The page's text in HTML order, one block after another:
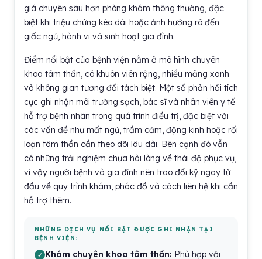
giá chuyên sâu hơn phòng khám thông thường, đặc
biệt khi triệu chứng kéo dài hoặc ảnh hưởng rõ đến
giấc ngủ, hành vi và sinh hoạt gia đình.
Điểm nổi bật của bệnh viện nằm ở mô hình chuyên
khoa tâm thần, có khuôn viên rộng, nhiều mảng xanh
và không gian tương đối tách biệt. Một số phản hồi tích
cực ghi nhận môi trường sạch, bác sĩ và nhân viên y tế
hỗ trợ bệnh nhân trong quá trình điều trị, đặc biệt với
các vấn đề như mất ngủ, trầm cảm, động kinh hoặc rối
loạn tâm thần cần theo dõi lâu dài. Bên cạnh đó vẫn
có những trải nghiệm chưa hài lòng về thái độ phục vụ,
vì vậy người bệnh và gia đình nên trao đổi kỹ ngay từ
đầu về quy trình khám, phác đồ và cách liên hệ khi cần
hỗ trợ thêm.
NHỮNG DỊCH VỤ NỔI BẬT ĐƯỢC GHI NHẬN TẠI
BỆNH VIỆN:
Khám chuyên khoa tâm thần: Phù hợp với